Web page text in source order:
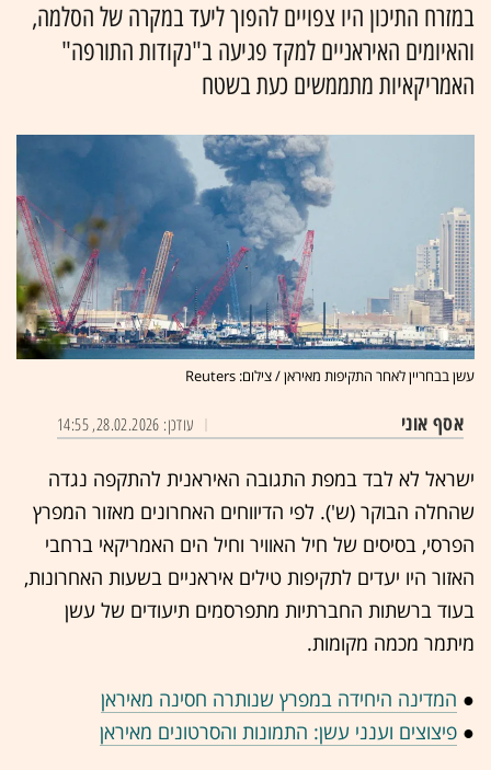
במזרח התיכון היו צפויים להפוך ליעד במקרה של הסלמה,
והאיומים האיראניים למקד פגיעה ב"נקודות התורפה"
האמריקאיות מתממשים כעת בשטח
עשן בבחריין לאחר התקיפות מאיראן / צילום: Reuters
אסף אוני עודכן: 28.02.2026, 14:55
ישראל לא לבד במפת התגובה האיראנית להתקפה נגדה
שהחלה הבוקר (ש'). לפי הדיווחים האחרונים מאזור המפרץ
הפרסי, בסיסים של חיל האוויר וחיל הים האמריקאי ברחבי
האזור היו יעדים לתקיפות טילים איראניים בשעות האחרונות,
בעוד ברשתות החברתיות מתפרסמים תיעודים של עשן
מיתמר מכמה מקומות.
● המדינה היחידה במפרץ שנותרה חסינה מאיראן
● פיצוצים וענני עשן: התמונות והסרטונים מאיראן